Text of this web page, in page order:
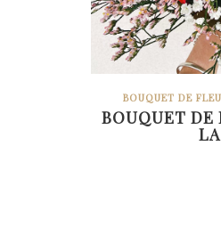
BOUQUET DE
BOUQUET DE